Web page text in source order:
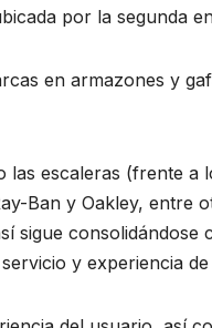
por la segunda
en armazones y
escaleras (frente a
Ban y Oakley, entre
sigue consolidándose
y experiencia de